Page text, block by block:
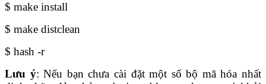
$ make install
$ make distclean
$ hash -r
Lưu ý: Nếu bạn chưa cài đặt một số bộ mã hóa nhất